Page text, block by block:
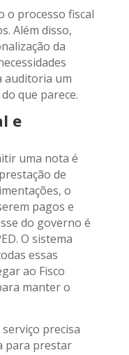
o processo fiscal
Além disso,
da
auditoria um
que parece.
e
uma nota é
de
o
pagos e
do governo é
O sistema
essas
ao Fisco
manter o
precisa
para prestar